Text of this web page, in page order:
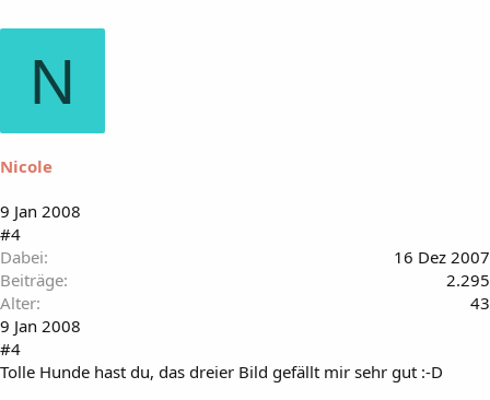
N
Nicole
9 Jan 2008
#4
Dabei
16 Dez 2007
Beiträge
2.295
Alter
43
9 Jan 2008
#4
Tolle Hunde hast du, das dreier Bild gefällt mir sehr gut :-D